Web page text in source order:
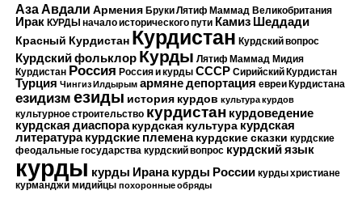
Аза Авдали Армения Бруки Лятиф Маммад Великобритания
Ирак КУРДЫ начало исторического пути Камиз Шеддади
Красный Курдистан Курдистан Курдский вопрос
Курдский фольклор Курды Лятиф Маммад Мидия
Курдистан Россия Россия и курды СССР Сирийский Курдистан
Турция Чингиз Илдырым армянедепортация евреи Курдистана
езидизмезиды история курдов культура курдов
культурное строительство курдистан курдоведение
курдская диаспора курдская культура курдская
литература курдские племена курдские сказки курдские
феодальные государства курдский вопрос курдский язык
курды курды Ирана курды России курды христиане
курманджи мидийцы похоронные обряды